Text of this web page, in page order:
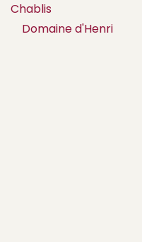
Chablis
Domaine d'Henri